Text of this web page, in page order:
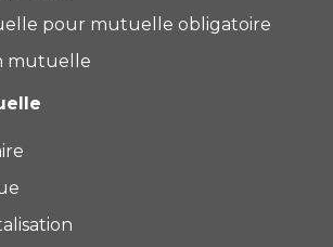
pour mutuelle obligatoire
mutuelle